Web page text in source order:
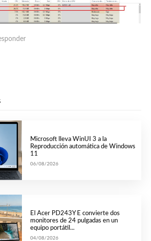
Microsoft lleva WinUI 3 a la
Reproducción automática de Windows
11
06/08/2026
El Acer PD243Y E convierte dos
monitores de 24 pulgadas en un
equipo portátil...
04/08/2026